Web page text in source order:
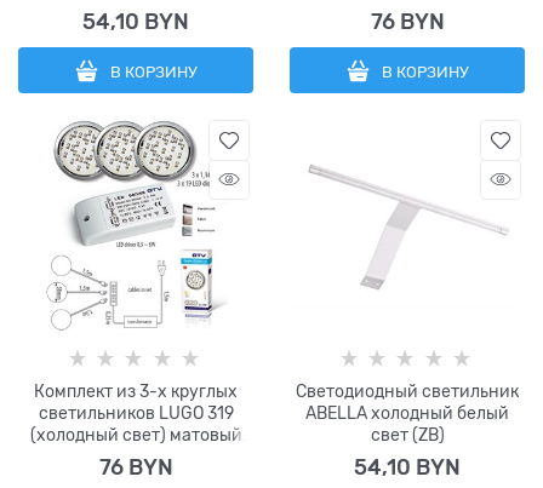
54,10 BYN
В КОРЗИНУ
76 BYN
В КОРЗИНУ
Комплект из 3-х круглых
светильников LUGO 319
(холодный свет) матовый
хром
76 BYN
Светодиодный светильник
ABELLA холодный белый
свет (ZB)
54,10 BYN